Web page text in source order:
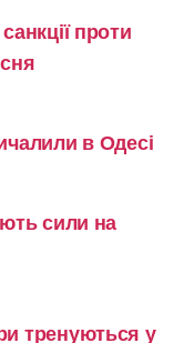
проти
в Одесі
сили на
тренуються у